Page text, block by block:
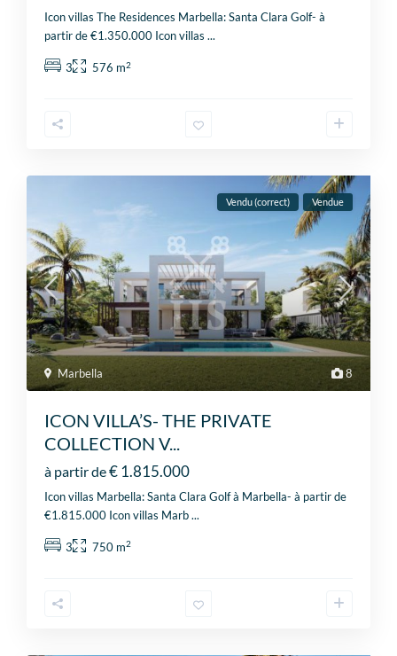
Icon villas The Residences Marbella: Santa Clara Golf- à
partir de €1.350.000 Icon villas...
3 576 m2
8
Marbella
Vendu (correct) Vendue
ICON VILLA’S- THE PRIVATE
COLLECTION V...
à partir de€ 1.815.000
Icon villas Marbella: Santa Clara Golf à Marbella- à partir de
€1.815.000 Icon villas Marb...
3 750 m2